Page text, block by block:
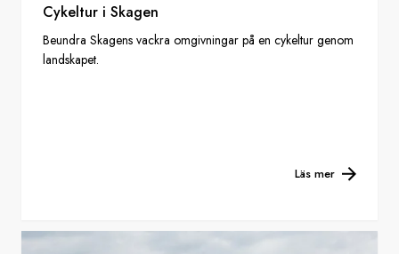
Cykeltur i Skagen
Beundra Skagens vackra omgivningar på en cykeltur genom
landskapet.
Läs mer